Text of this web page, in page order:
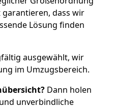
dass wir
Lösung finden
ausgewählt, wir
im Umzugsbereich.
Dann holen
unverbindliche